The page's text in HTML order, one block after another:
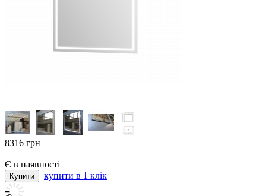
8316 грн
Є в наявності
купити в 1 клік